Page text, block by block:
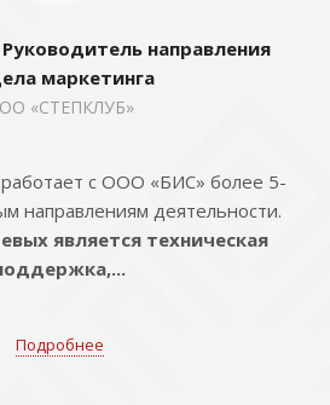
направления
маркетинга
«СТЕПКЛУБ»
с ООО «БИС» более 5-
направлениям деятельности.
является техническая
Подробнее